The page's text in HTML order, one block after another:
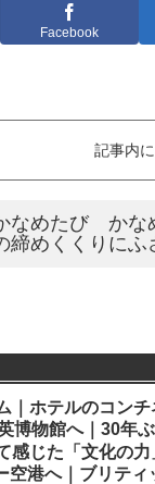
Facebook
記事内
なめたび かな
締めくくりにふ
｜ホテルのコン
博物館へ｜30年
感じた「文化の
空港へ｜ブリティ